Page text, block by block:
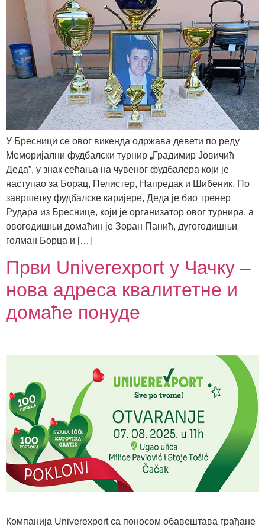
У Бресници се овог викенда одржава девети по реду
Меморијални фудбалски турнир „Градимир Јовичић
Деда”, у знак сећања на чувеног фудбалера који је
наступао за Борац, Пелистер, Напредак и Шибеник. По
завршетку фудбалске каријере, Деда је био тренер
Рудара из Бреснице, који је организатор овог турнира, а
овогодишњи домаћин је Зоран Панић, дугогодишњи
голман Борца и […]
Први Univerexport у Чачку –
нова адреса квалитетне и
домаће понуде
Компанија Univerexport са поносом обавештава грађане